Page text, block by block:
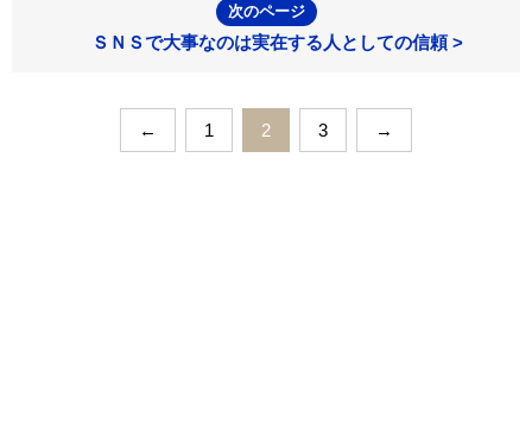
次のページ
ＳＮＳで大事なのは実在する人としての信頼 >
← 1 2 3 →